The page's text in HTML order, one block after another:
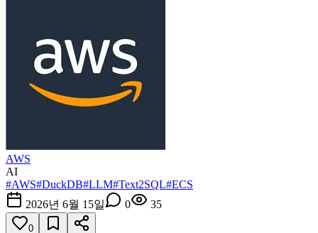
AWS
AI
#AWS#DuckDB#LLM#Text2SQL#ECS
2026년 6월 15일
0 35
0